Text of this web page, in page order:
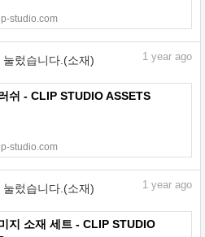
studio.com
렀습니다.(소재) 1 year ago
쉬 - CLIP STUDIO ASSETS
studio.com
렀습니다.(소재) 1 year ago
지 소재 세트 - CLIP STUDIO